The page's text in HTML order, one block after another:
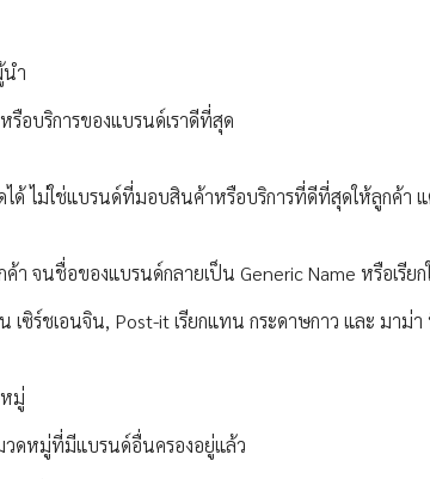
นำ
อบริการของแบรนด์เราดีที่สุด
ด้ ไม่ใช่แบรนด์ที่มอบสินค้าหรือบริการที่ดีที่สุดให้ลูกค้า
า จนชื่อของแบรนด์กลายเป็น Generic Name หรือเรี
น เซิร์ชเอนจิน, Post-it เรียกแทน กระดาษกาว และ มา
มู่
วดหมู่ที่มีแบรนด์อื่นครองอยู่แล้ว